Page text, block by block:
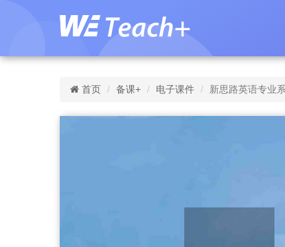
首页 备课+ 电子课件 新思路英语专业